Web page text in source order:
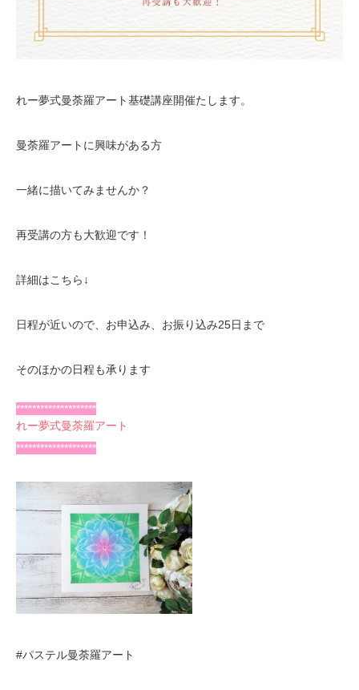
れー夢式曼荼羅アート基礎講座開催たします。
曼荼羅アートに興味がある方
一緒に描いてみませんか？
再受講の方も大歓迎です！
詳細はこちら↓
日程が近いので、お申込み、お振り込み25日まで
そのほかの日程も承ります
********************
れー夢式曼荼羅アート
********************
#パステル曼荼羅アート